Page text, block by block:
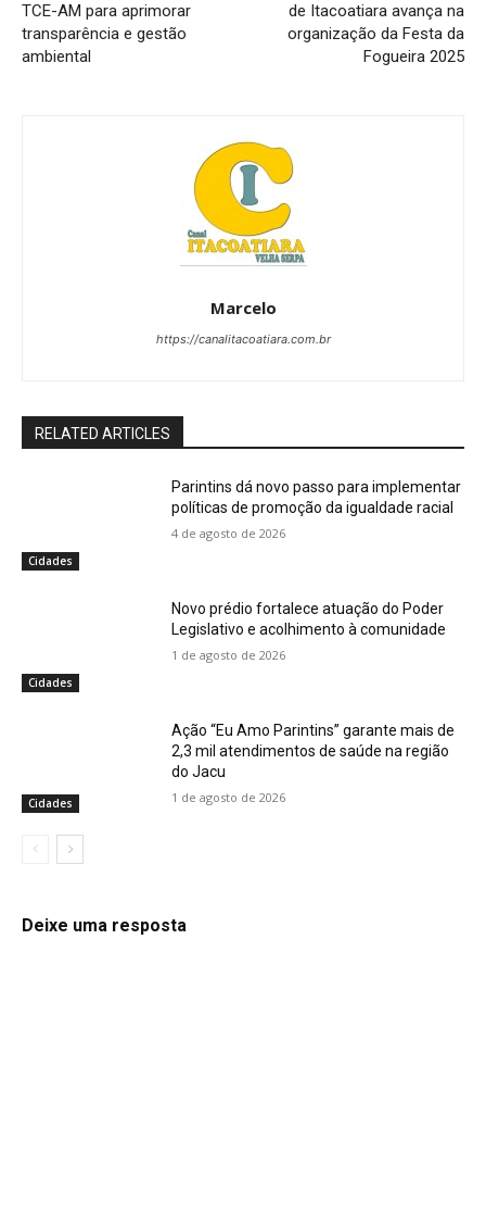
TCE-AM para aprimorar
transparência e gestão
ambiental
de Itacoatiara avança na
organização da Festa da
Fogueira 2025
Marcelo
https://canalitacoatiara.com.br
RELATED ARTICLES
Cidades
Parintins dá novo passo para implementar
políticas de promoção da igualdade racial
4 de agosto de 2026
Cidades
Novo prédio fortalece atuação do Poder
Legislativo e acolhimento à comunidade
1 de agosto de 2026
Cidades
Ação “Eu Amo Parintins” garante mais de
2,3 mil atendimentos de saúde na região
do Jacu
1 de agosto de 2026
Deixe uma resposta